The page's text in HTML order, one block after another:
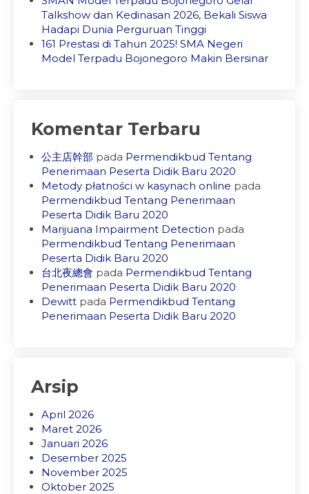
Talkshow dan Kedinasan 2026, Bekali Siswa
Hadapi Dunia Perguruan Tinggi
161 Prestasi di Tahun 2025! SMA Negeri
Model Terpadu Bojonegoro Makin Bersinar
Komentar Terbaru
公主店幹部 pada Permendikbud Tentang
Penerimaan Peserta Didik Baru 2020
Metody płatności w kasynach online pada
Permendikbud Tentang Penerimaan
Peserta Didik Baru 2020
Marijuana Impairment Detection pada
Permendikbud Tentang Penerimaan
Peserta Didik Baru 2020
台北夜總會 pada Permendikbud Tentang
Penerimaan Peserta Didik Baru 2020
Dewitt pada Permendikbud Tentang
Penerimaan Peserta Didik Baru 2020
Arsip
April 2026
Maret 2026
Januari 2026
Desember 2025
November 2025
Oktober 2025